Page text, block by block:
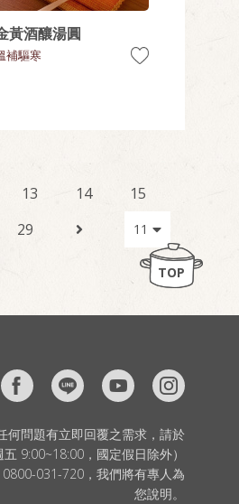
黃酒釀湯圓
補驅寒
13 14
15
29
TOP
何問題有立即回覆之需求，請於
五 9:00~18:00，國定假日除外）
031-720，我們將有專人為
您說明。